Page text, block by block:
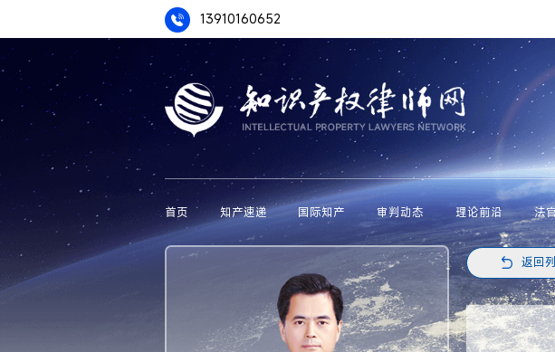
13910160652
首页 知产速递 国际知产 审判动态 理论前沿 法
返回